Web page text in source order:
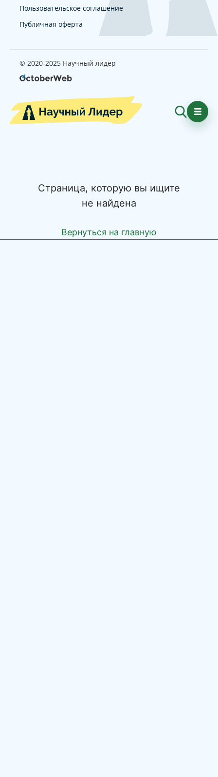
Пользовательское соглашение
Публичная оферта
© 2020-2025 Научный лидер
Страница, которую вы ищите
не найдена
Вернуться на главную